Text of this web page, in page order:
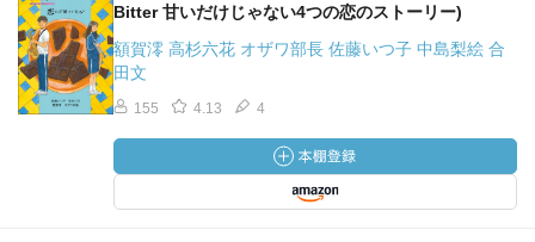
Bitter 甘いだけじゃない4つの恋のストーリー)
額賀澪 高杉六花 オザワ部長 佐藤いつ子 中島梨絵 合
田文
155 4.13 4